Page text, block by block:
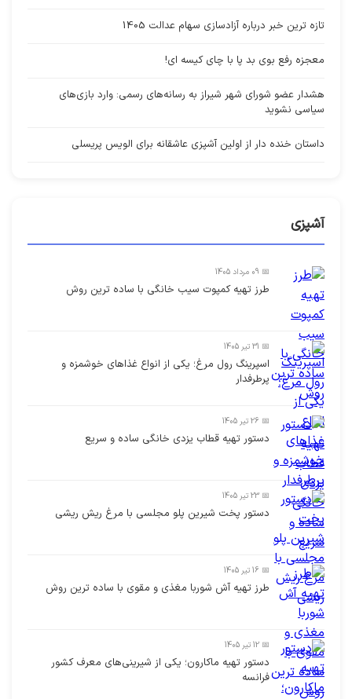
تازه ترین خبر درباره آزادسازی سهام عدالت 1405
معجزه رفع بوی بد پا با چای کیسه ای!
هشدار عضو شورای شهر شیراز به رسانه‌های رسمی: وارد بازی‌های
سیاسی نشوید
داستان خنده دار از اولین آشپزی عاشقانه برای الویس پریسلی
آشپزی
📅 09 مرداد 1405
طرز تهیه کمپوت سیب خانگی با ساده ترین روش
📅 31 تیر 1405
اسپرینگ رول مرغ؛ یکی از انواع غذاهای خوشمزه و
پرطرفدار
📅 26 تیر 1405
دستور تهیه قطاب یزدی خانگی ساده و سریع
📅 23 تیر 1405
دستور پخت شیرین پلو مجلسی با مرغ ریش ریشی
📅 16 تیر 1405
طرز تهیه آش شوربا مغذی و مقوی با ساده ترین روش
📅 12 تیر 1405
دستور تهیه ماکارون؛ یکی از شیرینی‌های معرف کشور
فرانسه